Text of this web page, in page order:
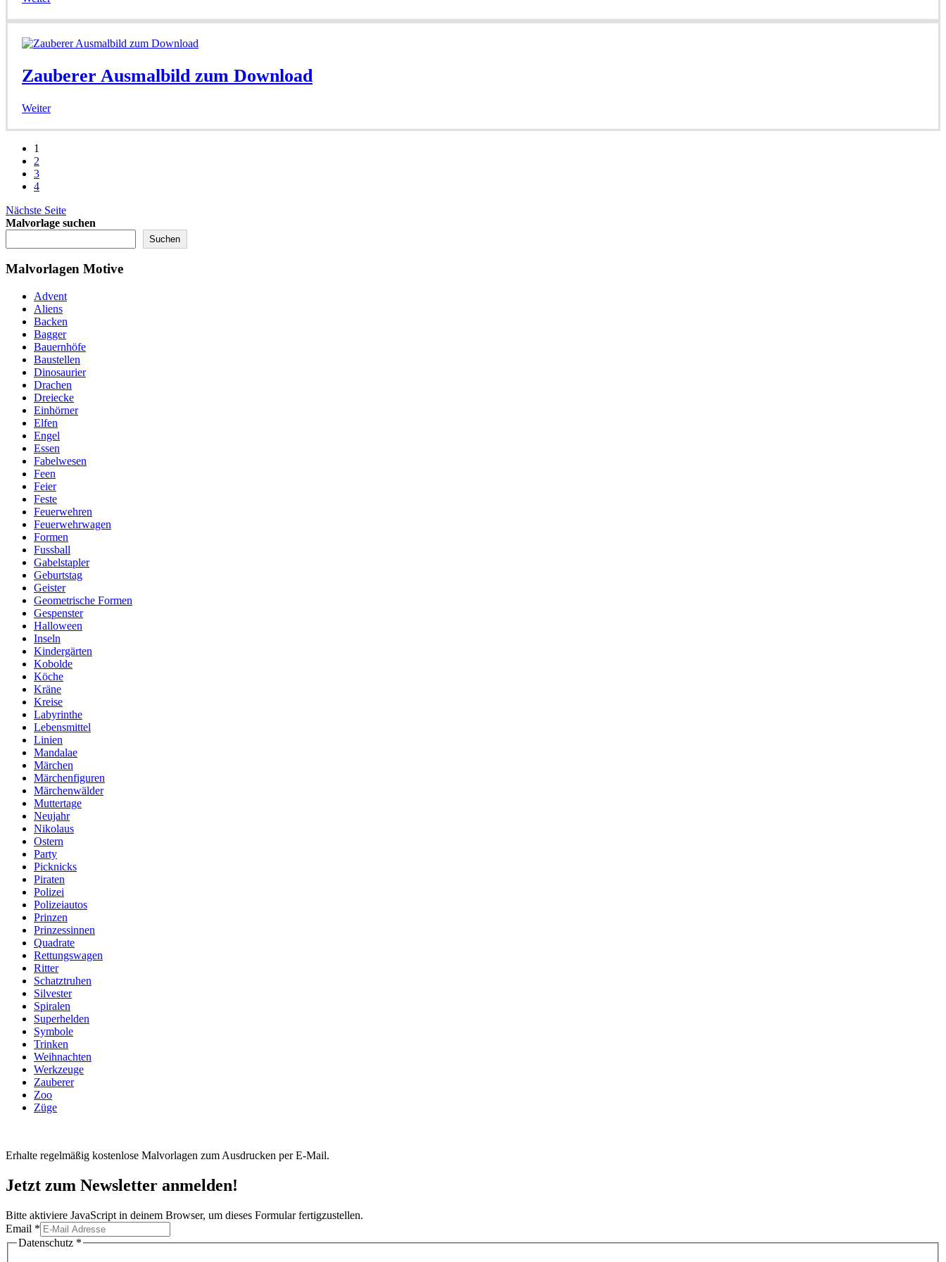
Zauberer Ausmalbild zum Download
Weiter
1
2
3
4
Nächste Seite
Malvorlage suchen
Suchen
Malvorlagen Motive
Advent
Aliens
Backen
Bagger
Bauernhöfe
Baustellen
Dinosaurier
Drachen
Dreiecke
Einhörner
Elfen
Engel
Essen
Fabelwesen
Feen
Feier
Feste
Feuerwehren
Feuerwehrwagen
Formen
Fussball
Gabelstapler
Geburtstag
Geister
Geometrische Formen
Gespenster
Halloween
Inseln
Kindergärten
Kobolde
Köche
Kräne
Kreise
Labyrinthe
Lebensmittel
Linien
Mandalae
Märchen
Märchenfiguren
Märchenwälder
Muttertage
Neujahr
Nikolaus
Ostern
Party
Picknicks
Piraten
Polizei
Polizeiautos
Prinzen
Prinzessinnen
Quadrate
Rettungswagen
Ritter
Schatztruhen
Silvester
Spiralen
Superhelden
Symbole
Trinken
Weihnachten
Werkzeuge
Zauberer
Zoo
Züge
Erhalte regelmäßig kostenlose Malvorlagen zum Ausdrucken per E-Mail.
Jetzt zum Newsletter anmelden!
Bitte aktiviere JavaScript in deinem Browser, um dieses Formular fertigzustellen.
Email *
EmailDatenschutz *